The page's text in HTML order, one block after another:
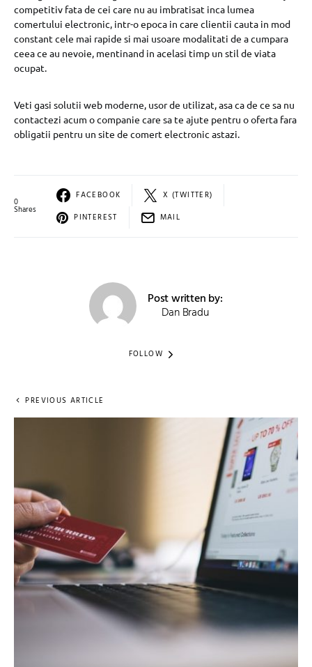
competitiv fata de cei care nu au imbratisat inca lumea
comertului electronic, intr-o epoca in care clientii cauta in mod
constant cele mai rapide si mai usoare modalitati de a cumpara
ceea ce au nevoie, mentinand in acelasi timp un stil de viata
ocupat.
Veti gasi solutii web moderne, usor de utilizat, asa ca de ce sa nu
contactezi acum o companie care sa te ajute pentru o oferta fara
obligatii pentru un site de comert electronic astazi.
0
Shares
FACEBOOK
X (TWITTER)
PINTEREST
MAIL
Post written by:
Dan Bradu
FOLLOW
PREVIOUS ARTICLE